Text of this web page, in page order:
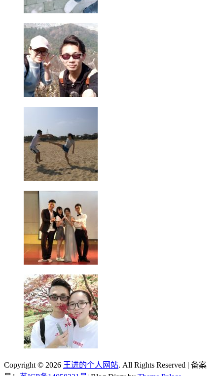
Copyright © 2026 王进的个人网站. All Rights Reserved | 备案